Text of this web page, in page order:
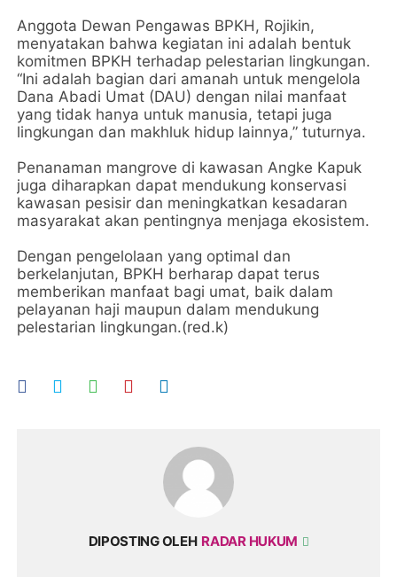
Anggota Dewan Pengawas BPKH, Rojikin,
menyatakan bahwa kegiatan ini adalah bentuk
komitmen BPKH terhadap pelestarian lingkungan.
“Ini adalah bagian dari amanah untuk mengelola
Dana Abadi Umat (DAU) dengan nilai manfaat
yang tidak hanya untuk manusia, tetapi juga
lingkungan dan makhluk hidup lainnya,” tuturnya.
Penanaman mangrove di kawasan Angke Kapuk
juga diharapkan dapat mendukung konservasi
kawasan pesisir dan meningkatkan kesadaran
masyarakat akan pentingnya menjaga ekosistem.
Dengan pengelolaan yang optimal dan
berkelanjutan, BPKH berharap dapat terus
memberikan manfaat bagi umat, baik dalam
pelayanan haji maupun dalam mendukung
pelestarian lingkungan.(red.k)
DIPOSTING OLEH RADAR HUKUM